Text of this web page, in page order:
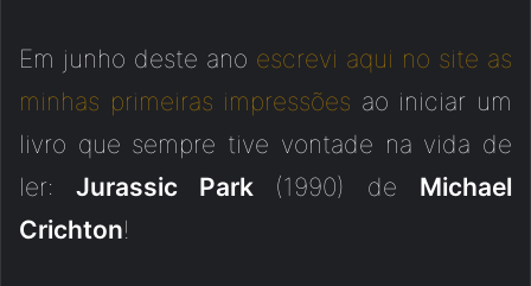
Em junho deste ano escrevi aqui no site as
minhas primeiras impressões ao iniciar um
livro que sempre tive vontade na vida de
ler: Jurassic Park(1990) de Michael
Crichton!